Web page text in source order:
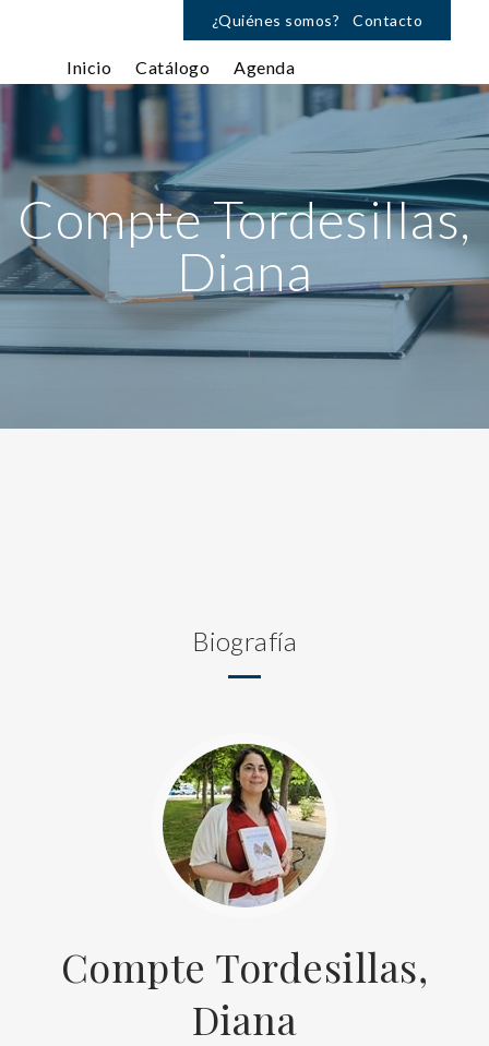
¿Quiénes somos? Contacto
Inicio Catálogo Agenda
Compte Tordesillas,
Diana
Biografía
Compte Tordesillas,
Diana